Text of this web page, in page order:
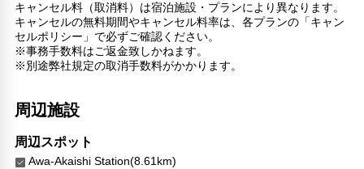
キャンセル料（取消料）は宿泊施設・プランにより異なります。
キャンセルの無料期間やキャンセル料率は、各プランの「キャン
セルポリシー」で必ずご確認ください。
※事務手数料はご返金致しかねます。
※別途弊社規定の取消手数料がかかります。
周辺施設
周辺スポット
Awa-Akaishi Station(8.61km)